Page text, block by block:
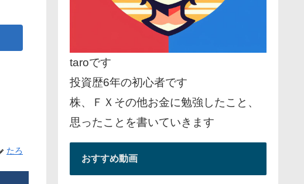
たろ
taroです
投資歴6年の初心者です
株、ＦＸその他お金に勉強したこと、
思ったことを書いていきます
おすすめ動画